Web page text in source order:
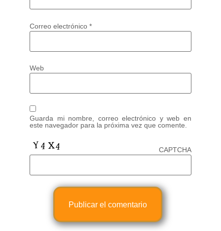
Correo electrónico *
Web
Guarda mi nombre, correo electrónico y web en
este navegador para la próxima vez que comente.
CAPTCHA